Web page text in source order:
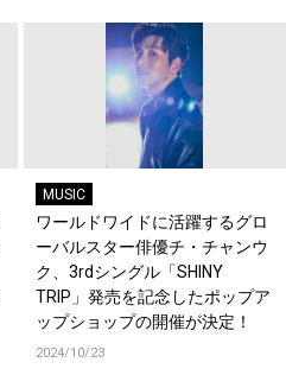
MUSIC
ワールドワイドに活躍するグロ
ーバルスター俳優チ・チャンウ
ク、3rdシングル「SHINY
TRIP」発売を記念したポップア
ップショップの開催が決定！
2024/10/23